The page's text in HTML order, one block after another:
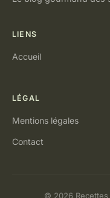
LIENS
Accueil
LÉGAL
Mentions légales
Contact
© 2026 Recettes